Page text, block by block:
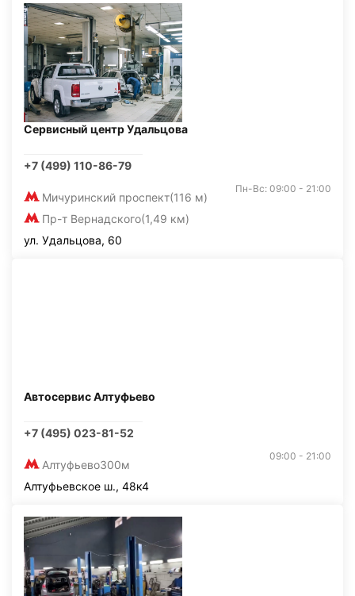
Сервисный центр Удальцова
+7 (499) 110-86-79
Мичуринский проспект(116 м)
Пр-т Вернадского(1,49 км)
Пн-Вс: 09:00 - 21:00
ул. Удальцова, 60
Автосервис Алтуфьево
+7 (495) 023-81-52
Алтуфьево300м
09:00 - 21:00
Алтуфьевское ш., 48к4